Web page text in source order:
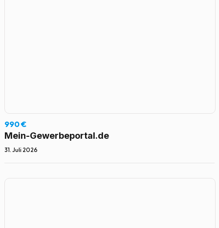
990 €
Mein-Gewerbeportal.de
31. Juli 2026